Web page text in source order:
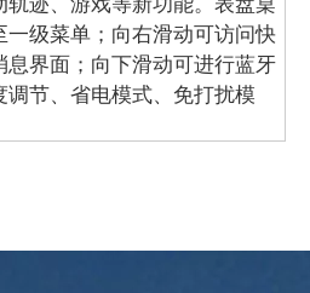
级菜单；向右滑动可访问快
界面；向下滑动可进行蓝牙
节、省电模式、免打扰模